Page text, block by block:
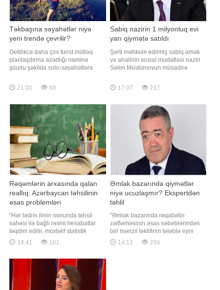
Təkbaşına səyahətlər niyə
yeni trendə çevrilir?
Getdikcə daha çox turist mütləq
planlaşdırma azadlığı naminə
şüurlu şəkildə solo-səyahətlərə
edənlərə yüngül rəğbətlə
yanaşırdılar: hesab olunurdu ki,
(yoldaşın) olmaması səbəbindən
gedir. Lakin bu gün vəziyyət
kökündən dəyişib
21:00 60
Sabiq nazirin 1 milyonluq evi
yarı qiymətə satıldı
Şərti məhkum edilmiş sabiq əmək
və əhalinin sosial müdafiəsi naziri
Səlim Müslümovun müsadirə
"Qafqazinfo" xəbər verir ki,
Müslümovun paytaxtın Yasamal
kvadratmetrlik mənzili beş dəfə
hərraca çıxarılıb. İlk dəfə 1 milyon
manata təkli
17:07 217
Rəqəmlərin arxasında qalan
reallıq: Azərbaycan təhsilinin
əsas problemləri
"Hər tədris ilinin sonunda təhsil
sahəsi ilə bağlı rəsmi hesabatlar
təqdim edilir, müxtəlif statistik
göstəricilər açıqlanır və əldə olunan
nəticələr ön plana çəkilir. Lakin
Azərbaycan təhsilində illərdir
mövcud olan problemlərin aradan
qaldırılmadığı, əksinə, bir çox
istiqamətd
14:41 181
Əmlak bazarında qiymətlər
niyə ucuzlaşmır? Ekspertdən
təhlil
"Əmlak bazarında rəqabətin
zəifləməsinin əsas səbəblərindən
biri mənzil təklifinin tələblə eyni
tempdə artmamasıdır. Son illərdə
tikinti materiallarının bahalaşması,
14:12 204